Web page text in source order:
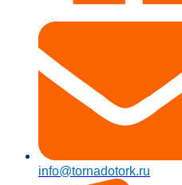
info@tornadotork.ru